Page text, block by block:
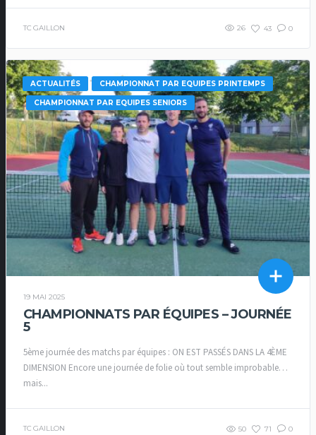
TC GAILLON 26 43 0
ACTUALITÉS CHAMPIONNAT PAR EQUIPES PRINTEMPS
CHAMPIONNAT PAR EQUIPES SENIORS
19 MAI 2025
CHAMPIONNATS PAR ÉQUIPES – JOURNÉE
5
5ème journée des matchs par équipes : ON EST PASSÉS DANS LA 4ÈME
DIMENSION Encore une journée de folie où tout semble improbable…
mais...
TC GAILLON 50 71 0